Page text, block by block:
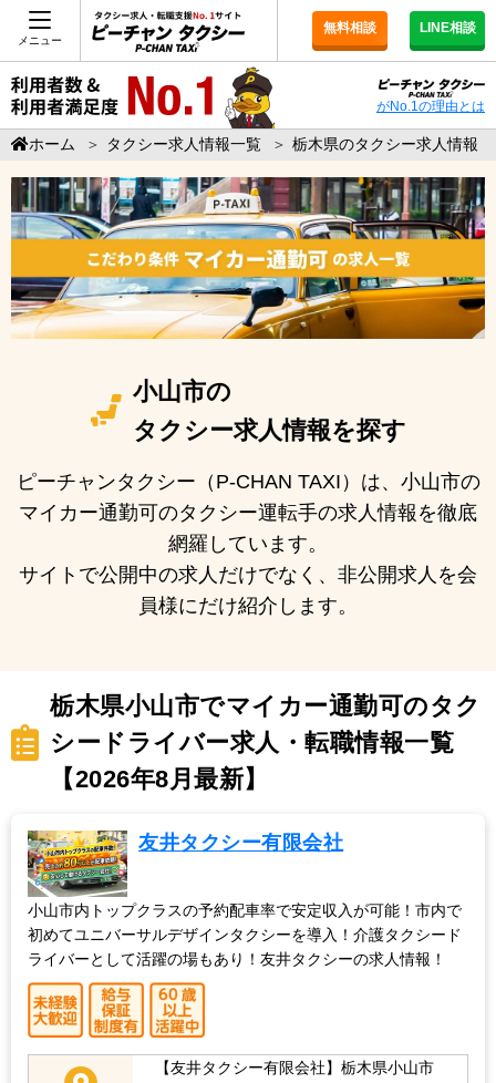
メニュー
無料相談 LINE相談
がNo.1の理由とは
ホーム ＞ タクシー求人情報一覧 ＞ 栃木県のタクシー求人情報
小山市の
タクシー求人情報を探す
ピーチャンタクシー（P-CHAN TAXI）は、小山市の
マイカー通勤可のタクシー運転手の求人情報を徹底
網羅しています。
サイトで公開中の求人だけでなく、非公開求人を会
員様にだけ紹介します。
栃木県小山市でマイカー通勤可のタク
シードライバー求人・転職情報一覧
【2026年8月最新】
友井タクシー有限会社
小山市内トップクラスの予約配車率で安定収入が可能！市内で
初めてユニバーサルデザインタクシーを導入！介護タクシード
ライバーとして活躍の場もあり！友井タクシーの求人情報！
【友井タクシー有限会社】栃木県小山市